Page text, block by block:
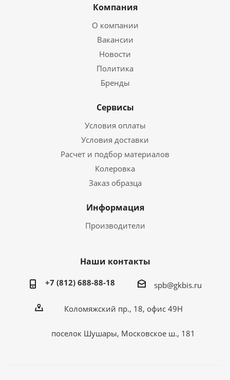
Компания
О компании
Вакансии
Новости
Политика
Бренды
Сервисы
Условия оплаты
Условия доставки
Расчет и подбор материалов
Колеровка
Заказ образца
Информация
Производители
Наши контакты
+7 (812) 688-88-18 spb@gkbis.ru
Коломяжский пр., 18, офис 49Н
поселок Шушары, Московское ш., 181